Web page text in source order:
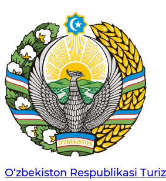
O‘zbekiston Respublikasi